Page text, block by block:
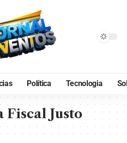
Política Tecnologia
Fiscal Justo